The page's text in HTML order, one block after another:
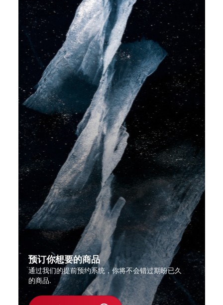
预订你想要的商品
通过我们的提前预约系统，你将不会错过期盼已久
的商品.